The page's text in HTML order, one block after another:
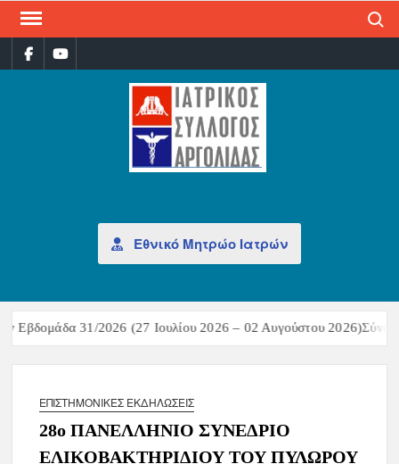
Εθνικό Μητρώο Ιατρών
Εβδομάδα 31/2026 (27 Ιουλίου 2026 – 02 Αυγούστου
ΕΠΙΣΤΗΜΟΝΙΚΈΣ ΕΚΔΗΛΏΣΕΙΣ
28ο ΠΑΝΕΛΛΗΝΙΟ ΣΥΝΕΔΡΙΟ
ΕΛΙΚΟΒΑΚΤΗΡΙΔΙΟΥ ΤΟΥ ΠΥΛΩΡΟΥ